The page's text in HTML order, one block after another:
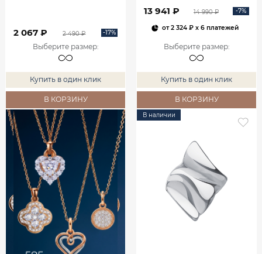
2 067 ₽ 2 490 ₽ -17%
Выберите размер:
Купить в один клик
В КОРЗИНУ
13 941 ₽ 14 990 ₽ -7%
от2 324 ₽x 6 платежей
Выберите размер:
Купить в один клик
В КОРЗИНУ
В наличии